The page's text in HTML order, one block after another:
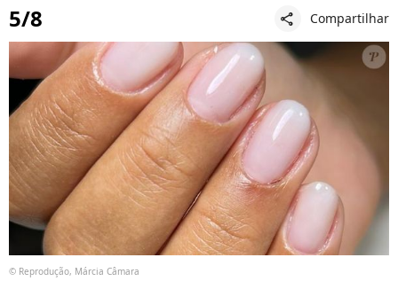
5/8 share Compartilhar
© Reprodução, Márcia Câmara